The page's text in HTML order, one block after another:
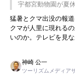
宇都宮動物園が夏
開催
猛暑とクマ出没の報
クマが人里に現れる
いのか。テレビを見
んてことは、冗談で
神崎 公一
ツーリズムメディア